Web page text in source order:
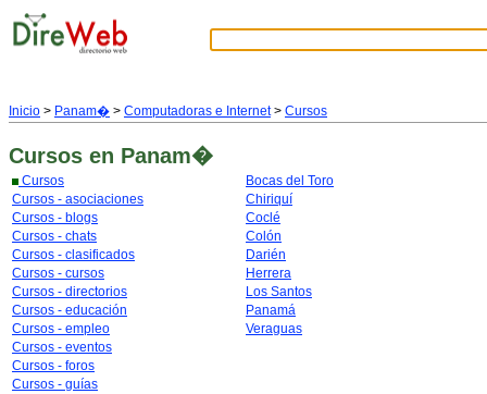
Inicio > Panam� > Computadoras e Internet> Cursos
Cursos en Panam�
Cursos
Cursos - asociaciones
Cursos - blogs
Cursos - chats
Cursos - clasificados
Cursos - cursos
Cursos - directorios
Cursos - educación
Cursos - empleo
Cursos - eventos
Cursos - foros
Cursos - guías
Bocas del Toro
Chiriquí
Coclé
Colón
Darién
Herrera
Los Santos
Panamá
Veraguas